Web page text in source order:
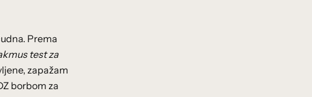
Prema
test za
zapažam
borbom za